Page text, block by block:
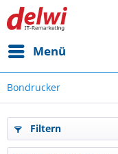
Menü
Bondrucker
Filtern